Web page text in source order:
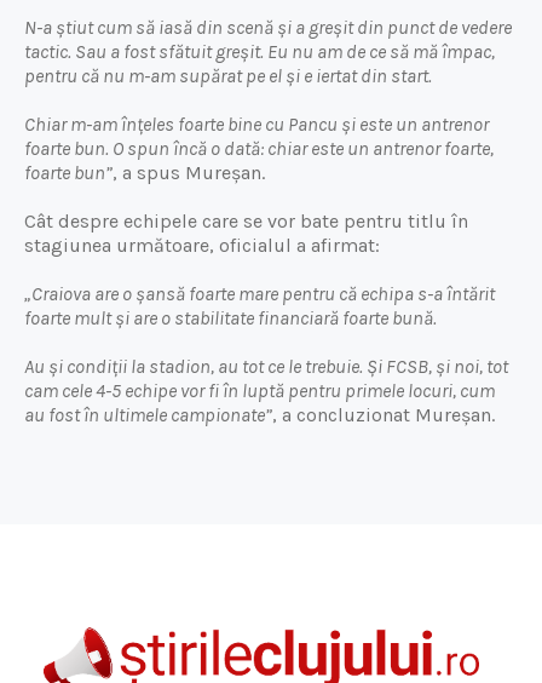
N-a știut cum să iasă din scenă și a greșit din punct de vedere
tactic. Sau a fost sfătuit greșit. Eu nu am de ce să mă împac,
pentru că nu m-am supărat pe el și e iertat din start.
Chiar m-am înțeles foarte bine cu Pancu și este un antrenor
foarte bun. O spun încă o dată: chiar este un antrenor foarte,
foarte bun”, a spus Mureșan.
Cât despre echipele care se vor bate pentru titlu în
stagiunea următoare, oficialul a afirmat:
„Craiova are o șansă foarte mare pentru că echipa s-a întărit
foarte mult și are o stabilitate financiară foarte bună.
Au și condiții la stadion, au tot ce le trebuie. Și FCSB, și noi, tot
cam cele 4-5 echipe vor fi în luptă pentru primele locuri, cum
au fost în ultimele campionate”, a concluzionat Mureșan.